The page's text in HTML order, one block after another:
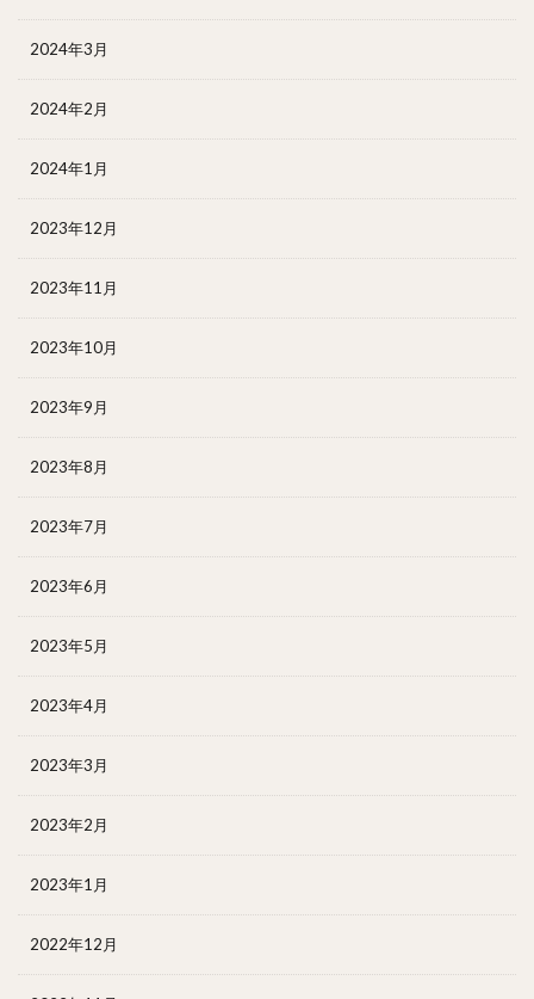
2024年3月
2024年2月
2024年1月
2023年12月
2023年11月
2023年10月
2023年9月
2023年8月
2023年7月
2023年6月
2023年5月
2023年4月
2023年3月
2023年2月
2023年1月
2022年12月